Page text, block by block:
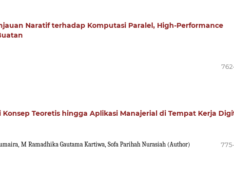
Naratif terhadap Komputasi Paralel, High-Performance
Teoretis hingga Aplikasi Manajerial di Tempat Kerja
M Ramadhika Gautama Kartiwa, Sofa Parihah Nurasiah (Author)